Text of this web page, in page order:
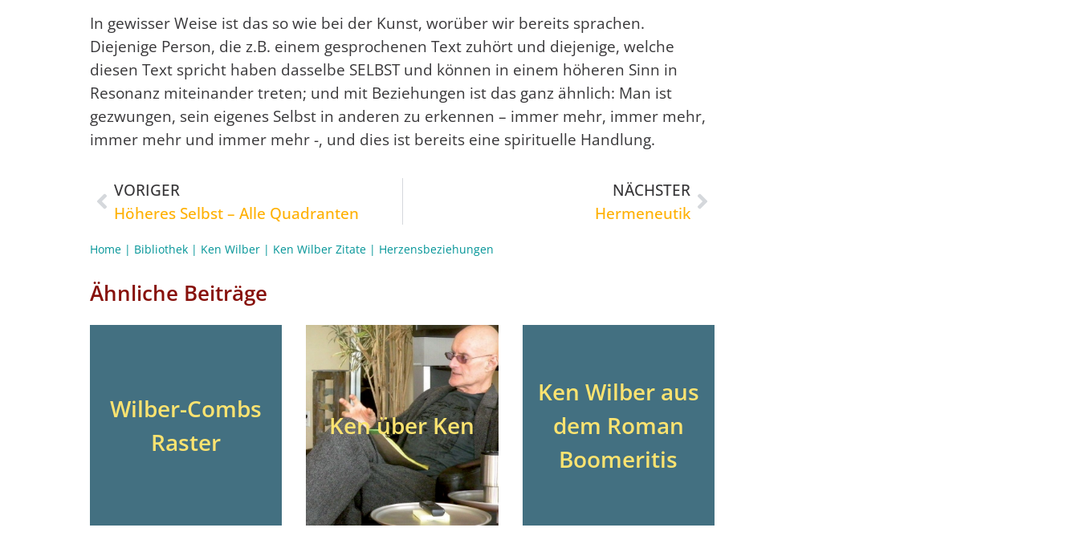
In gewisser Weise ist das so wie bei der Kunst, worüber wir bereits sprachen.
Diejenige Person, die z.B. einem gesprochenen Text zuhört und diejenige, welche
diesen Text spricht haben dasselbe SELBST und können in einem höheren Sinn in
Resonanz miteinander treten; und mit Beziehungen ist das ganz ähnlich: Man ist
gezwungen, sein eigenes Selbst in anderen zu erkennen – immer mehr, immer mehr,
immer mehr und immer mehr -, und dies ist bereits eine spirituelle Handlung.
VORIGER
Höheres Selbst – Alle Quadranten
NÄCHSTER
Hermeneutik
Home | Bibliothek | Ken Wilber | Ken Wilber Zitate | Herzensbeziehungen
Ähnliche Beiträge
Wilber-Combs
Raster
Ken über Ken
Ken Wilber aus
dem Roman
Boomeritis